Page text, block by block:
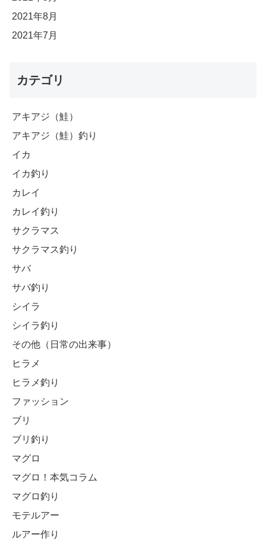
2021年8月
2021年7月
カテゴリ
アキアジ（鮭）
アキアジ（鮭）釣り
イカ
イカ釣り
カレイ
カレイ釣り
サクラマス
サクラマス釣り
サバ
サバ釣り
シイラ
シイラ釣り
その他（日常の出来事）
ヒラメ
ヒラメ釣り
ファッション
ブリ
ブリ釣り
マグロ
マグロ！本気コラム
マグロ釣り
モテルアー
ルアー作り